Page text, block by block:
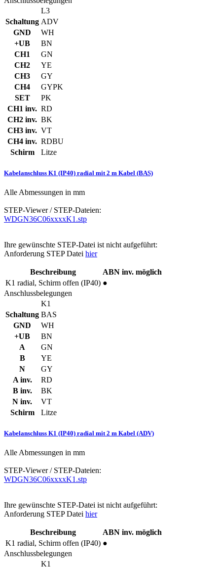
L3
Schaltung ADV
GND
WH
+UB
BN
CH1
GN
CH2
YE
CH3
GY
CH4
GYPK
SET
PK
CH1 inv. RD
CH2 inv. BK
CH3 inv. VT
CH4 inv. RDBU
Schirm
Litze
Kabelanschluss K1 (IP40) radial mit 2 m Kabel (BAS)
Alle Abmessungen in mm
STEP-Viewer / STEP-Dateien:
WDGN36C06xxxxK1.stp
Ihre gewünschte STEP-Datei ist nicht aufgeführt:
Anforderung STEP Datei hier
Beschreibung
ABN inv. möglich
K1 radial, Schirm offen (IP40) ●
Anschlussbelegungen
K1
Schaltung BAS
GND
WH
+UB
BN
A
GN
B
YE
N
GY
A inv.
RD
B inv.
BK
N inv.
VT
Schirm
Litze
Kabelanschluss K1 (IP40) radial mit 2 m Kabel (ADV)
Alle Abmessungen in mm
STEP-Viewer / STEP-Dateien:
WDGN36C06xxxxK1.stp
Ihre gewünschte STEP-Datei ist nicht aufgeführt:
Anforderung STEP Datei hier
Beschreibung
ABN inv. möglich
K1 radial, Schirm offen (IP40) ●
Anschlussbelegungen
K1